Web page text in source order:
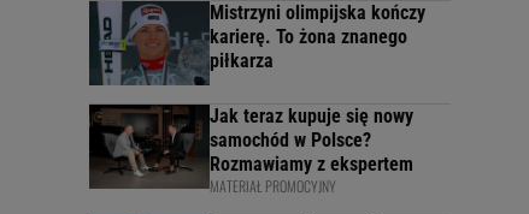
Mistrzyni olimpijska kończy
karierę. To żona znanego
piłkarza
Jak teraz kupuje się nowy
samochód w Polsce?
Rozmawiamy z ekspertem
MATERIAŁ PROMOCYJNY